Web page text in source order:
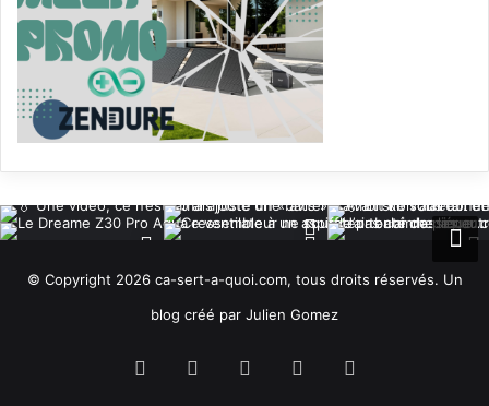
© Copyright 2026 ca-sert-a-quoi.com, tous droits réservés. Un
blog créé par Julien Gomez
Facebook YouTube